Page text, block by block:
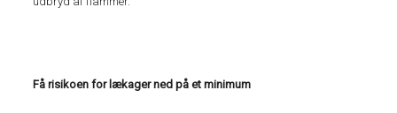
Få risikoen for lækager ned på et minimum